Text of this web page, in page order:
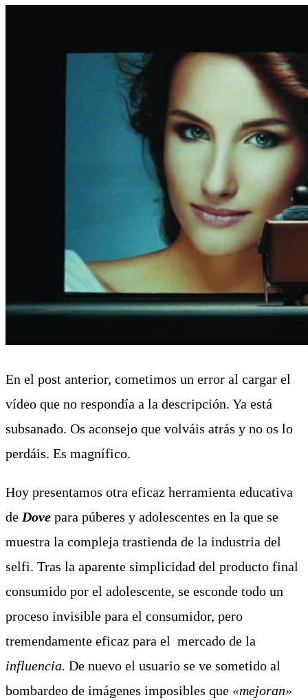
En el post anterior, cometimos un error al cargar el
vídeo que no respondía a la descripción. Ya está
subsanado. Os aconsejo que volváis atrás y no os lo
perdáis. Es magnífico.
Hoy presentamos otra eficaz herramienta educativa
de Dove para púberes y adolescentes en la que se
muestra la compleja trastienda de la industria del
selfi. Tras la aparente simplicidad del producto final
consumido por el adolescente, se esconde todo un
proceso invisible para el consumidor, pero
tremendamente eficaz para el mercado de la
influencia. De nuevo el usuario se ve sometido al
bombardeo de imágenes imposibles que «mejoran»